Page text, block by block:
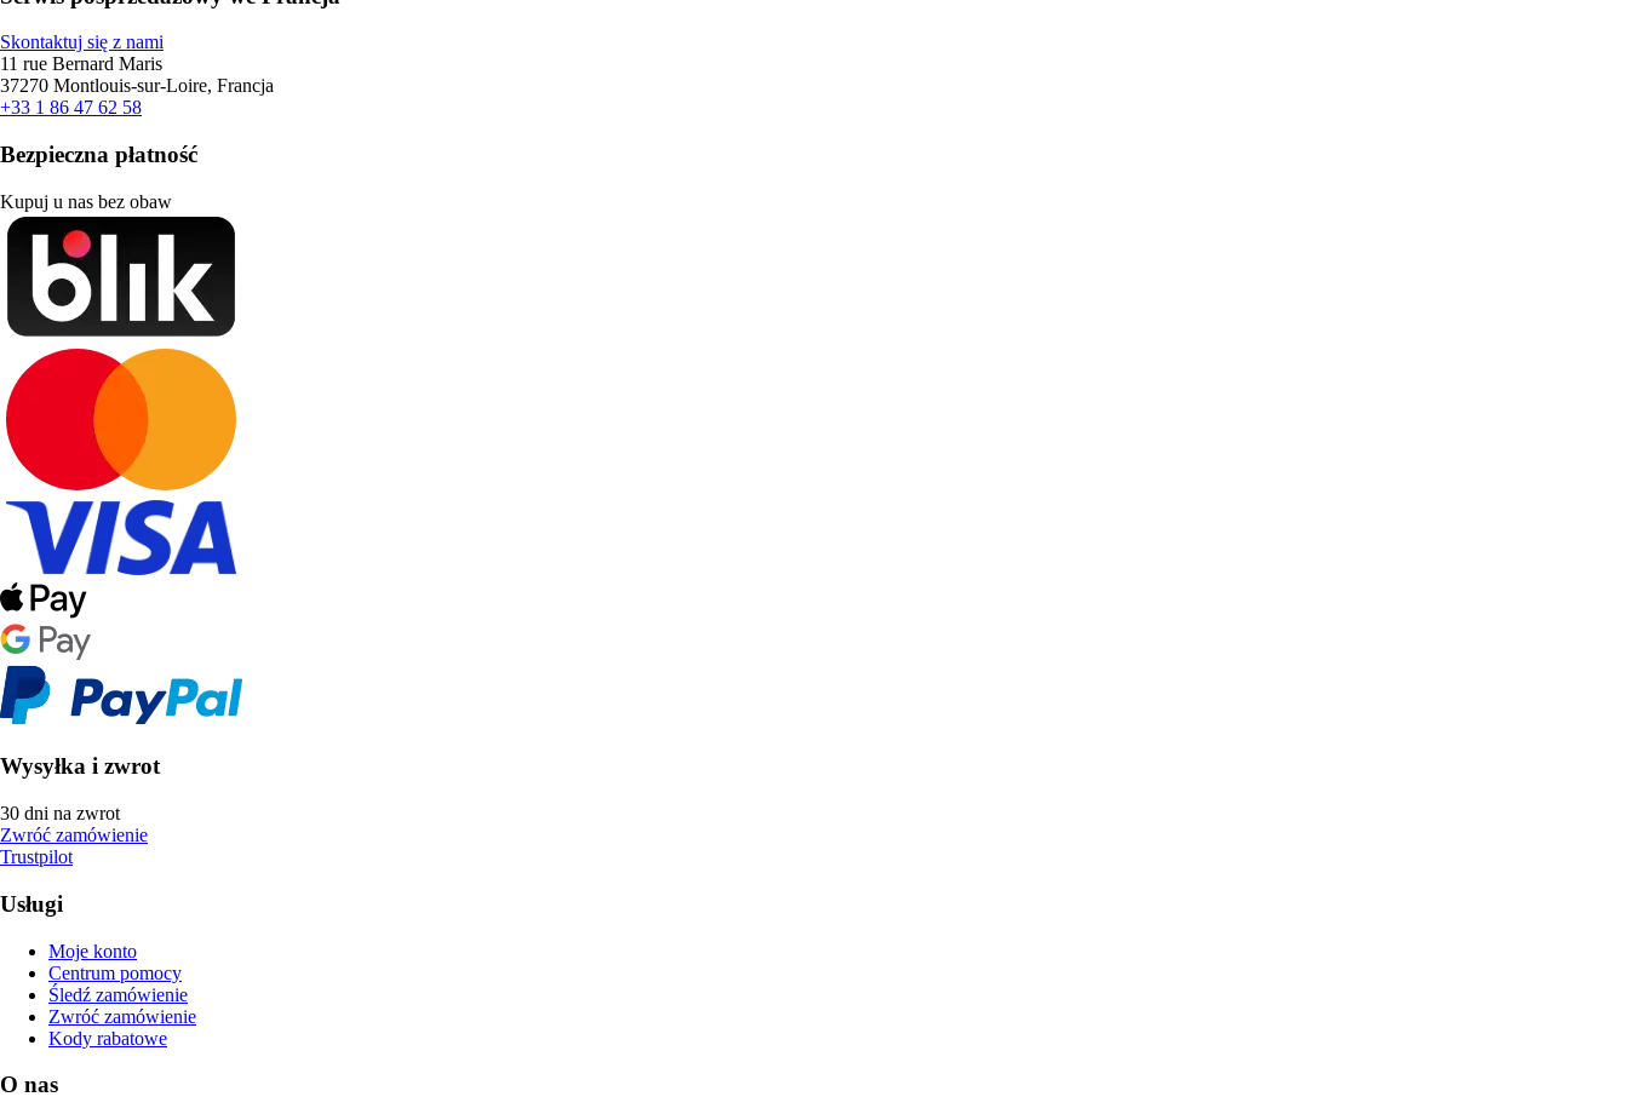
Skontaktuj się z nami
11 rue Bernard Maris
37270 Montlouis-sur-Loire, Francja
+33 1 86 47 62 58
Bezpieczna płatność
Kupuj u nas bez obaw
Wysyłka i zwrot
30 dni na zwrot
Zwróć zamówienie
Trustpilot
Usługi
Moje konto
Centrum pomocy
Śledź zamówienie
Zwróć zamówienie
Kody rabatowe
O nas